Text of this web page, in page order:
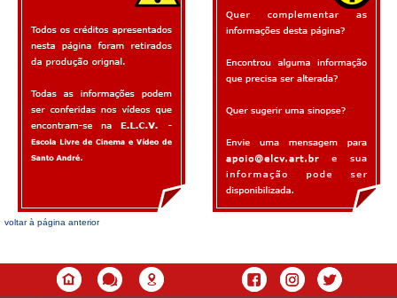
voltar à página anterior